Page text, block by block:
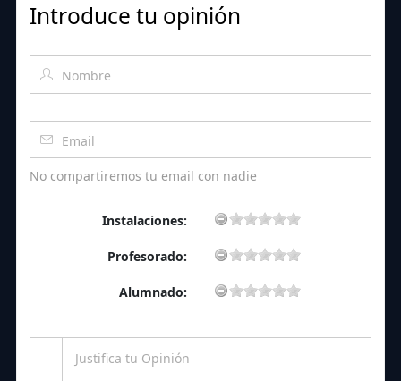
Introduce tu opinión
No compartiremos tu email con nadie
Instalaciones:
Profesorado:
Alumnado: